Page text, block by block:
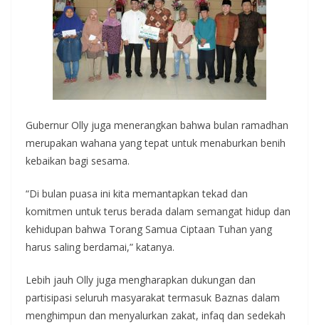
Gubernur Olly juga menerangkan bahwa bulan ramadhan
merupakan wahana yang tepat untuk menaburkan benih
kebaikan bagi sesama.
“Di bulan puasa ini kita memantapkan tekad dan
komitmen untuk terus berada dalam semangat hidup dan
kehidupan bahwa Torang Samua Ciptaan Tuhan yang
harus saling berdamai,” katanya.
Lebih jauh Olly juga mengharapkan dukungan dan
partisipasi seluruh masyarakat termasuk Baznas dalam
menghimpun dan menyalurkan zakat, infaq dan sedekah